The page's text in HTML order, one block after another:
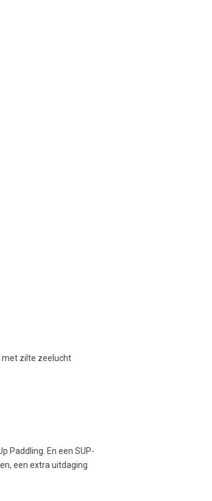
met zilte zeelucht
Paddling. En een SUP-
een extra uitdaging